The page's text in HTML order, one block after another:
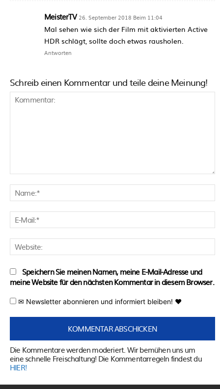
MeisterTV 26. September 2018 Beim 11:04
Mal sehen wie sich der Film mit aktivierten Active
HDR schlägt, sollte doch etwas rausholen.
Antworten
Schreib einen Kommentar und teile deine Meinung!
Speichern Sie meinen Namen, meine E-Mail-Adresse und
meine Website für den nächsten Kommentar in diesem Browser.
✉ Newsletter abonnieren und informiert bleiben! ♥
Die Kommentare werden moderiert. Wir bemühen uns um
eine schnelle Freischaltung! Die Kommentarregeln findest du
HIER!